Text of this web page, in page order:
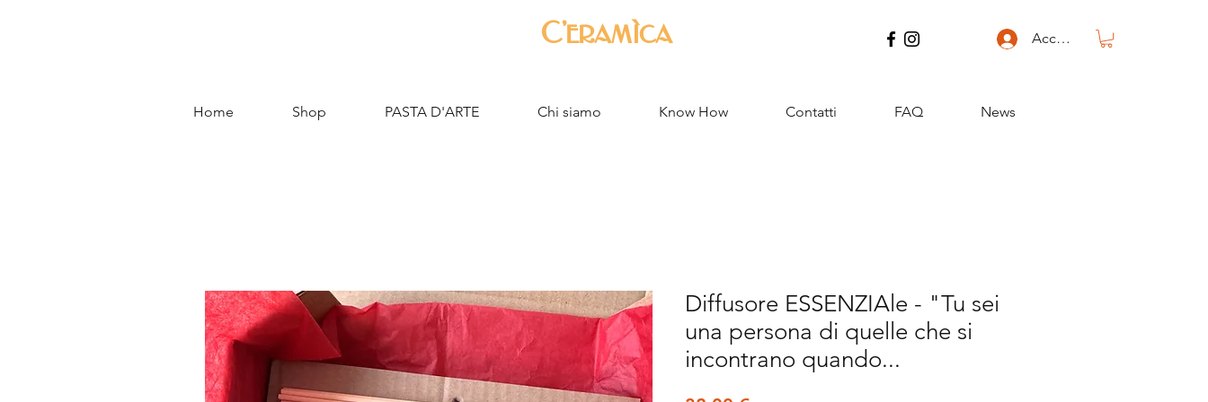
C'eramìca Accedi
Home Shop PASTA D'ARTE Chi siamo Know How Contatti FAQ News
Diffusore ESSENZIAle - "Tu sei
una persona di quelle che si
incontrano quando...